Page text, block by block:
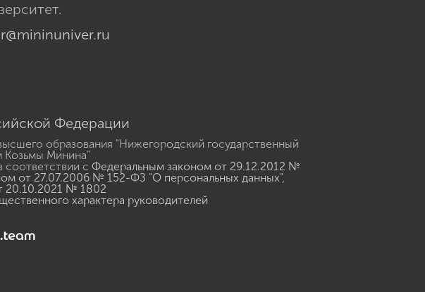
Федерации
образования "Нижегородский государственный
Козьмы Минина"
с Федеральным законом от 29.12.2012 №
от 27.07.2006 № 152-ФЗ "О персональных данных",
20.10.2021 № 1802
характера руководителей